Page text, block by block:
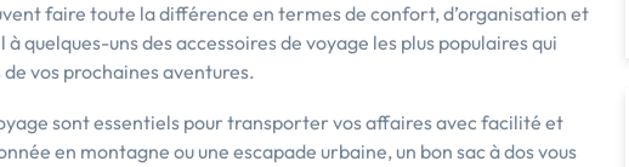
faire toute la différence en termes de confort, d’organisation et
quelques-uns des accessoires de voyage les plus populaires qui
vos prochaines aventures.
sont essentiels pour transporter vos affaires avec facilité et
en montagne ou une escapade urbaine, un bon sac à dos vous